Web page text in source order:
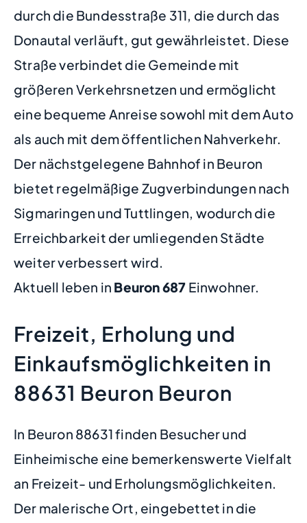
durch die Bundesstraße 311, die durch das
Donautal verläuft, gut gewährleistet. Diese
Straße verbindet die Gemeinde mit
größeren Verkehrsnetzen und ermöglicht
eine bequeme Anreise sowohl mit dem Auto
als auch mit dem öffentlichen Nahverkehr.
Der nächstgelegene Bahnhof in Beuron
bietet regelmäßige Zugverbindungen nach
Sigmaringen und Tuttlingen, wodurch die
Erreichbarkeit der umliegenden Städte
weiter verbessert wird.
Aktuell leben in Beuron687 Einwohner.
Freizeit, Erholung und
Einkaufsmöglichkeiten in
88631 Beuron Beuron
In Beuron 88631 finden Besucher und
Einheimische eine bemerkenswerte Vielfalt
an Freizeit- und Erholungsmöglichkeiten.
Der malerische Ort, eingebettet in die